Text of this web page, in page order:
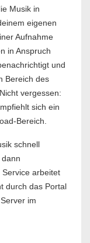
Musik in
eigenen
Aufnahme
in Anspruch
und
Bereich des
vergessen:
sich ein
Bereich.
schnell
arbeitet
durch das Portal
im